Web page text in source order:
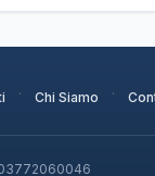
· Chi Siamo ·